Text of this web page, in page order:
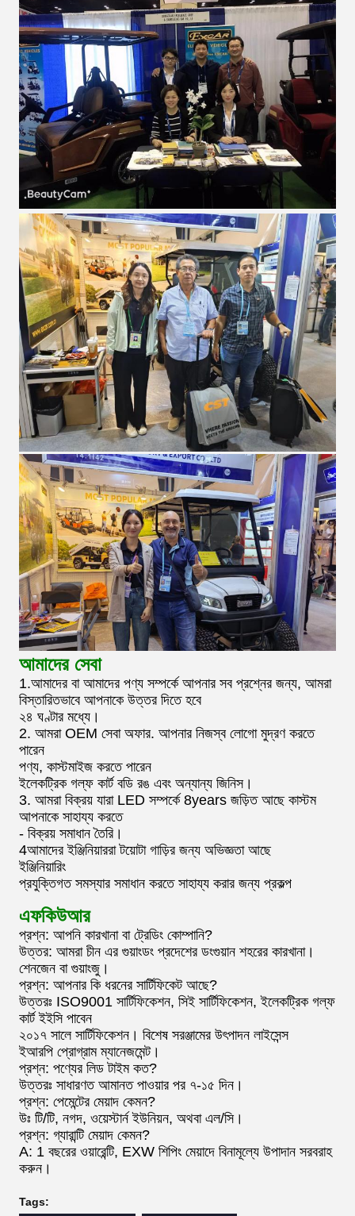
আমাদের সেবা
1.আমাদের বা আমাদের পণ্য সম্পর্কে আপনার সব প্রশ্নের জন্য, আমরা
বিস্তারিতভাবে আপনাকে উত্তর দিতে হবে
২৪ ঘণ্টার মধ্যে।
2. আমরা OEM সেবা অফার. আপনার নিজস্ব লোগো মুদ্রণ করতে
পারেন
পণ্য, কাস্টমাইজ করতে পারেন
ইলেকট্রিক গল্ফ কার্ট বডি রঙ এবং অন্যান্য জিনিস।
3. আমরা বিক্রয় যারা LED সম্পর্কে 8years জড়িত আছে কাস্টম
আপনাকে সাহায্য করতে
- বিক্রয় সমাধান তৈরি।
4আমাদের ইঞ্জিনিয়াররা টয়োটা গাড়ির জন্য অভিজ্ঞতা আছে
ইঞ্জিনিয়ারিং
প্রযুক্তিগত সমস্যার সমাধান করতে সাহায্য করার জন্য প্রকল্প
এফকিউআর
প্রশ্ন: আপনি কারখানা বা ট্রেডিং কোম্পানি?
উত্তর: আমরা চীন এর গুয়াংডং প্রদেশের ডংগুয়ান শহরের কারখানা।
শেনজেন বা গুয়াংজু।
প্রশ্ন: আপনার কি ধরনের সার্টিফিকেট আছে?
উত্তরঃ ISO9001 সার্টিফিকেশন, সিই সার্টিফিকেশন, ইলেকট্রিক গল্ফ
কার্ট ইইসি পাবেন
২০১৭ সালে সার্টিফিকেশন। বিশেষ সরঞ্জামের উৎপাদন লাইসেন্স
ইআরপি প্রোগ্রাম ম্যানেজমেন্ট।
প্রশ্ন: পণ্যের লিড টাইম কত?
উত্তরঃ সাধারণত আমানত পাওয়ার পর ৭-১৫ দিন।
প্রশ্ন: পেমেন্টের মেয়াদ কেমন?
উঃ টি/টি, নগদ, ওয়েস্টার্ন ইউনিয়ন, অথবা এল/সি।
প্রশ্ন: গ্যারান্টি মেয়াদ কেমন?
A: 1 বছরের ওয়ারেন্টি, EXW শিপিং মেয়াদে বিনামূল্যে উপাদান সরবরাহ
করুন।
Tags: